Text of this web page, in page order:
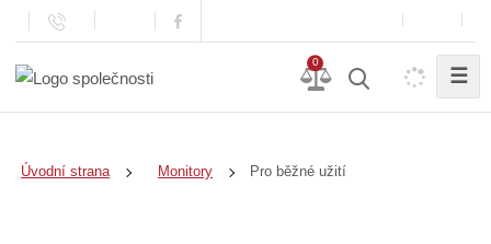
0
☰
Úvodní strana Monitory Pro běžné užití